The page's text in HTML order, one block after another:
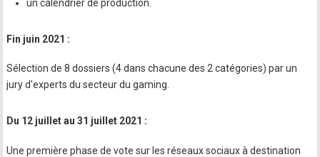
un calendrier de production.
Fin juin 2021 :
Sélection de 8 dossiers (4 dans chacune des 2 catégories) par un
jury d'experts du secteur du gaming.
Du 12 juillet au 31 juillet 2021 :
Une première phase de vote sur les réseaux sociaux à destination